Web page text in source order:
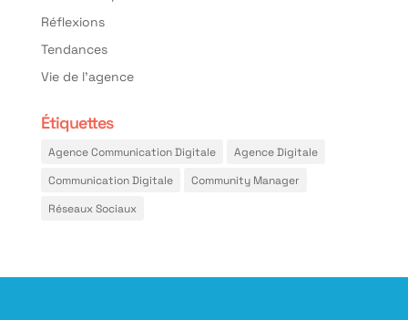
Réflexions
Tendances
Vie de l'agence
Étiquettes
Agence Communication Digitale
Agence Digitale
Communication Digitale
Community Manager
Réseaux Sociaux